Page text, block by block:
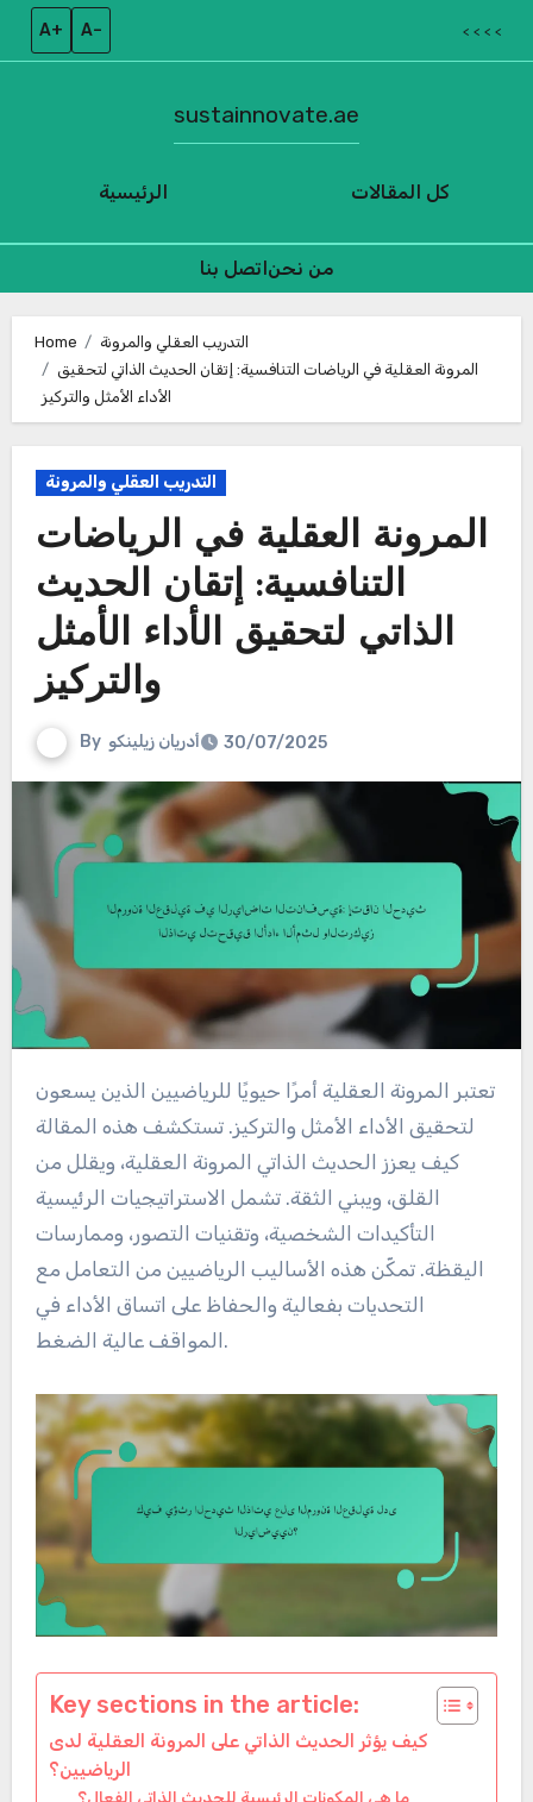
A+ A– < < < <
الرئيسية
sustainnovate.ae
كل المقالات
اتصل بنامن نحن
content
Home
التدريب العقلي والمرونة
المرونة العقلية في الرياضات التنافسية: إتقان الحديث الذاتي لتحقيق
الأداء الأمثل والتركيز
التدريب العقلي والمرونة
المرونة العقلية في الرياضات
التنافسية: إتقان الحديث
الذاتي لتحقيق الأداء الأمثل
والتركيز
By أدريان زيلينكو 30/07/2025
تعتبر المرونة العقلية أمرًا حيويًا للرياضيين الذين يسعون
لتحقيق الأداء الأمثل والتركيز. تستكشف هذه المقالة
كيف يعزز الحديث الذاتي المرونة العقلية، ويقلل من
القلق، ويبني الثقة. تشمل الاستراتيجيات الرئيسية
التأكيدات الشخصية، وتقنيات التصور، وممارسات
اليقظة. تمكّن هذه الأساليب الرياضيين من التعامل مع
التحديات بفعالية والحفاظ على اتساق الأداء في
المواقف عالية الضغط.
Key sections in the article:
كيف يؤثر الحديث الذاتي على المرونة العقلية لدى
الرياضيين؟
ما هي المكونات الرئيسية للحديث الذاتي الفعال؟